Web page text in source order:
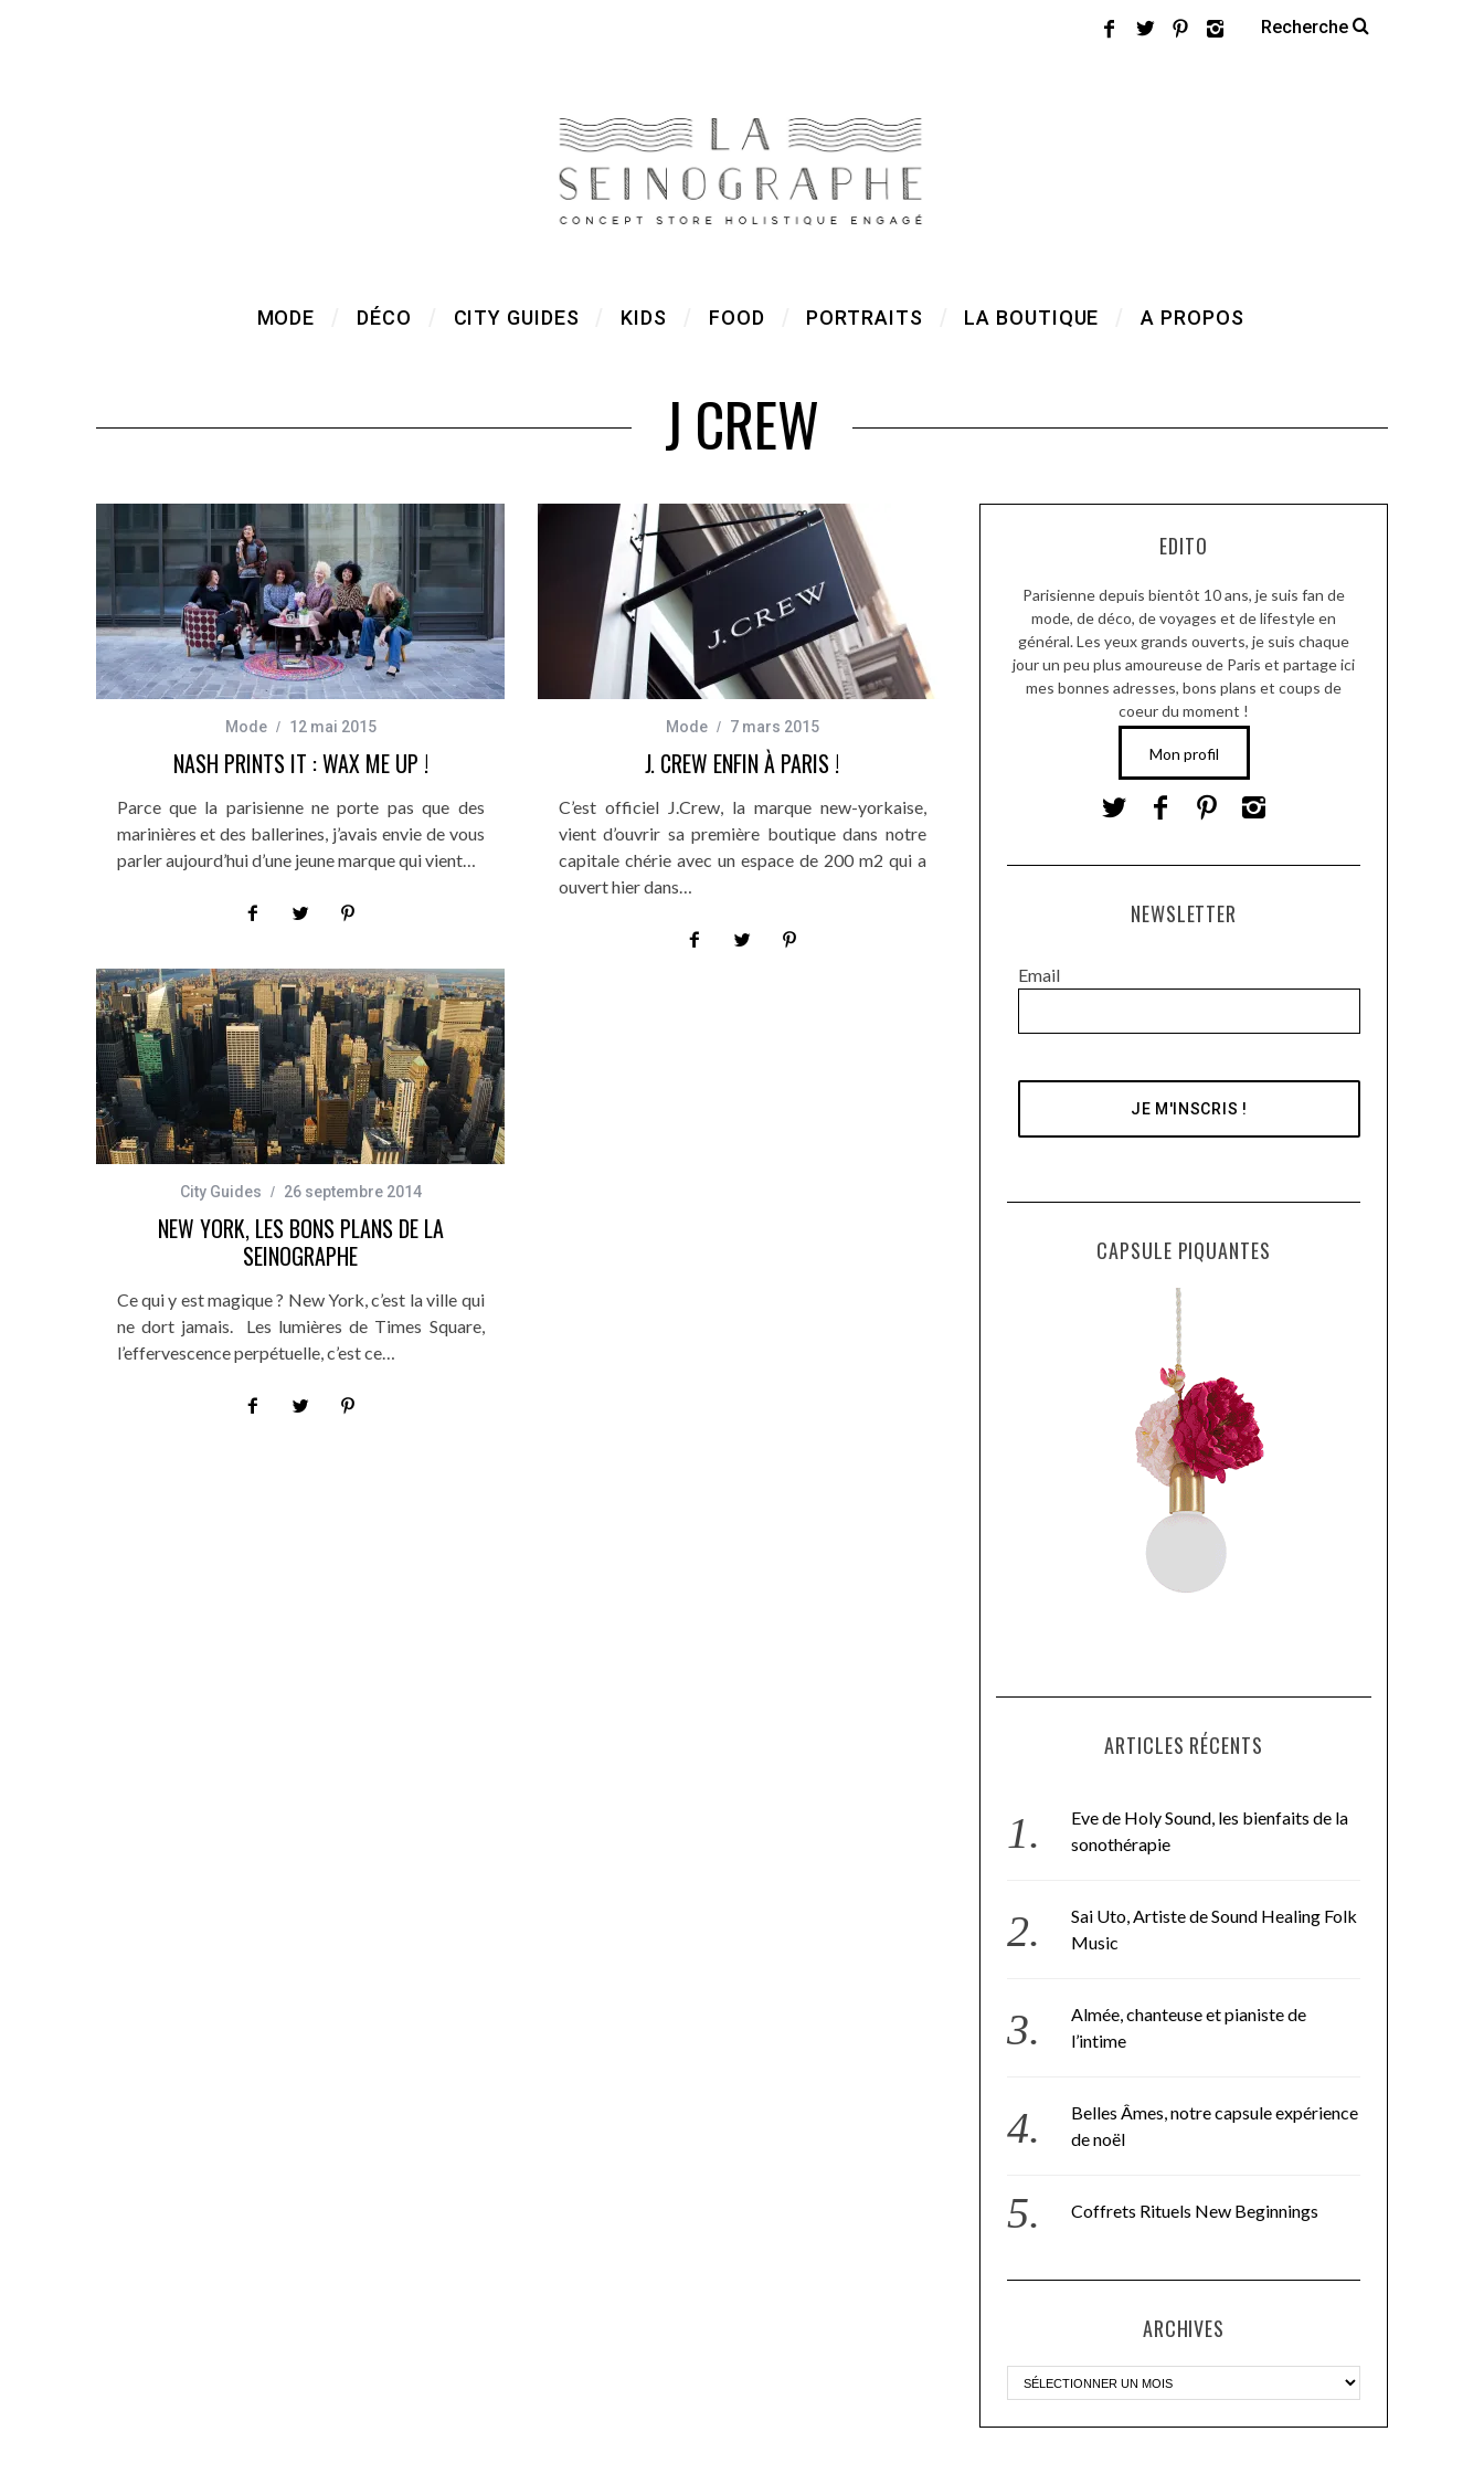
MODE DÉCO CITY GUIDES KIDS FOOD PORTRAITS LA BOUTIQUE A PROPOS
J CREW
Mode 12 mai 2015
NASH PRINTS IT : WAX ME UP !
Parce que la parisienne ne porte pas que des
marinières et des ballerines, j’avais envie de vous
parler aujourd’hui d’une jeune marque qui vient…
Mode 7 mars 2015
J. CREW ENFIN À PARIS !
C’est officiel J.Crew, la marque new-yorkaise,
vient d’ouvrir sa première boutique dans notre
capitale chérie avec un espace de 200 m2 qui a
ouvert hier dans…
City Guides 26 septembre 2014
NEW YORK, LES BONS PLANS DE LA
SEINOGRAPHE
Ce qui y est magique ? New York, c’est la ville qui
ne dort jamais. Les lumières de Times Square,
l’effervescence perpétuelle, c’est ce…
EDITO
Parisienne depuis bientôt 10 ans, je suis fan de
mode, de déco, de voyages et de lifestyle en
général. Les yeux grands ouverts, je suis chaque
jour un peu plus amoureuse de Paris et partage ici
mes bonnes adresses, bons plans et coups de
coeur du moment !
Mon profil
NEWSLETTER
Email
CAPSULE PIQUANTES
ARTICLES RÉCENTS
Eve de Holy Sound, les bienfaits de la
sonothérapie
Sai Uto, Artiste de Sound Healing Folk
Music
Almée, chanteuse et pianiste de
l’intime
Belles Âmes, notre capsule expérience
de noël
Coffrets Rituels New Beginnings
ARCHIVES